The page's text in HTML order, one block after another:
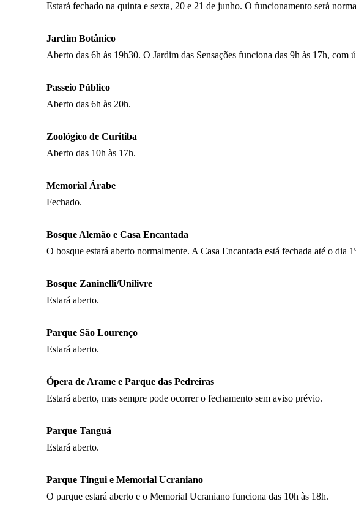
Estará fechado na quinta e sexta, 20 e 21 de junho. O funcionamento será
Jardim Botânico
Aberto das 6h às 19h30. O Jardim das Sensações funciona das 9h às 17h, com
Passeio Público
Aberto das 6h às 20h.
Zoológico de Curitiba
Aberto das 10h às 17h.
Memorial Árabe
Fechado.
Bosque Alemão e Casa Encantada
O bosque estará aberto normalmente. A Casa Encantada está fechada até o dia
Bosque Zaninelli/Unilivre
Estará aberto.
Parque São Lourenço
Estará aberto.
Ópera de Arame e Parque das Pedreiras
Estará aberto, mas sempre pode ocorrer o fechamento sem aviso prévio.
Parque Tanguá
Estará aberto.
Parque Tingui e Memorial Ucraniano
O parque estará aberto e o Memorial Ucraniano funciona das 10h às 18h.